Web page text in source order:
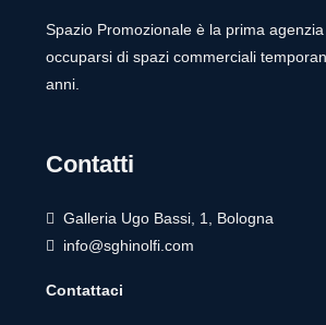
Spazio Promozionale è la prima
occuparsi di spazi commerciali
anni.
Contatti
Galleria Ugo Bassi, 1, Bologna
info@sghinolfi.com
Contattaci